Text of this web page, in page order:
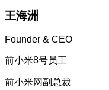
王海洲
Founder & CEO
前小米8号员工
前小米网副总裁